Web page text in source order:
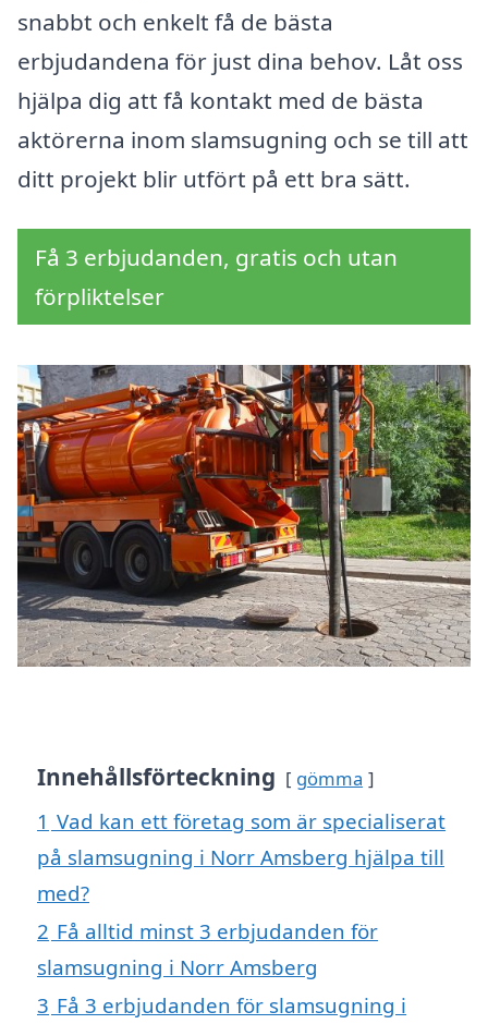
snabbt och enkelt få de bästa
erbjudandena för just dina behov. Låt oss
hjälpa dig att få kontakt med de bästa
aktörerna inom slamsugning och se till att
ditt projekt blir utfört på ett bra sätt.
Få 3 erbjudanden, gratis och utan
förpliktelser
Innehållsförteckning gömma
1 Vad kan ett företag som är specialiserat
på slamsugning i Norr Amsberg hjälpa till
med?
2 Få alltid minst 3 erbjudanden för
slamsugning i Norr Amsberg
3 Få 3 erbjudanden för slamsugning i